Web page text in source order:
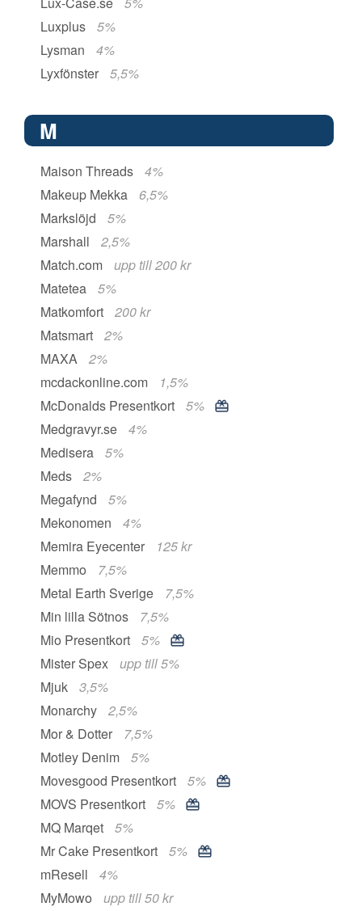
Luxplus
5%
Lysman
4%
Lyxfönster
5,5%
M
Maison Threads
4%
Makeup Mekka
6,5%
Markslöjd
5%
Marshall
2,5%
Match.com
upp till 200 kr
Matetea
5%
Matkomfort
200 kr
Matsmart
2%
MAXA
2%
mcdackonline.com
1,5%
McDonalds Presentkort
5%
Medgravyr.se
4%
Medisera
5%
Meds
2%
Megafynd
5%
Mekonomen
4%
Memira Eyecenter
125 kr
Memmo
7,5%
Metal Earth Sverige
7,5%
Min lilla Sötnos
7,5%
Mio Presentkort
5%
Mister Spex
upp till 5%
Mjuk
3,5%
Monarchy
2,5%
Mor & Dotter
7,5%
Motley Denim
5%
Movesgood Presentkort
5%
MOVS Presentkort
5%
MQ Marqet
5%
Mr Cake Presentkort
5%
mResell
4%
MyMowo
upp till 50 kr